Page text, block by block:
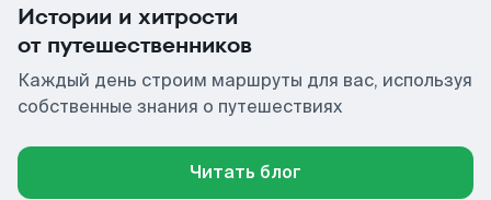
Истории и хитрости
от путешественников
Каждый день строим маршруты для вас, используя
собственные знания о путешествиях
Читать блог